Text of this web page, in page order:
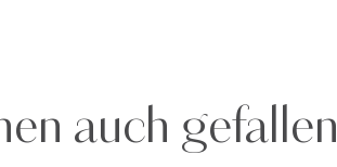
auch gefallen